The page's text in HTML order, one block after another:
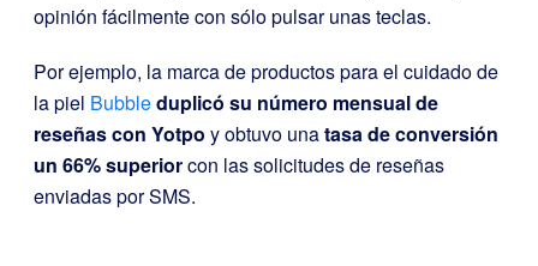
opinión fácilmente con sólo pulsar unas teclas.
Por ejemplo, la marca de productos para el cuidado de
la piel Bubbleduplicó su número mensual de
reseñas con Yotpo y obtuvo unatasa de conversión
un 66% superiorcon las solicitudes de reseñas
enviadas por SMS.